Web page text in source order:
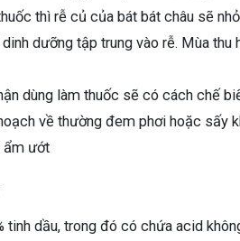
thì rễ củ của bát bát châu sẽ
dưỡng tập trung vào rễ. Mùa
dùng làm thuốc sẽ có cách chế
về thường đem phơi hoặc sấy
ẩm ướt
tinh dầu, trong đó có chứa acid